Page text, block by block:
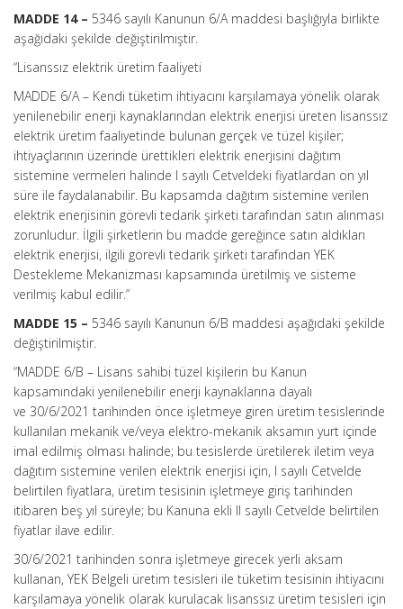
MADDE 14 – 5346 sayılı Kanunun 6/A maddesi başlığıyla birlikte
aşağıdaki şekilde değiştirilmiştir.
“Lisanssız elektrik üretim faaliyeti
MADDE 6/A – Kendi tüketim ihtiyacını karşılamaya yönelik olarak
yenilenebilir enerji kaynaklarından elektrik enerjisi üreten lisanssız
elektrik üretim faaliyetinde bulunan gerçek ve tüzel kişiler;
ihtiyaçlarının üzerinde ürettikleri elektrik enerjisini dağıtım
sistemine vermeleri halinde I sayılı Cetveldeki fiyatlardan on yıl
süre ile faydalanabilir. Bu kapsamda dağıtım sistemine verilen
elektrik enerjisinin görevli tedarik şirketi tarafından satın alınması
zorunludur. İlgili şirketlerin bu madde gereğince satın aldıkları
elektrik enerjisi, ilgili görevli tedarik şirketi tarafından YEK
Destekleme Mekanizması kapsamında üretilmiş ve sisteme
verilmiş kabul edilir.”
MADDE 15 – 5346 sayılı Kanunun 6/B maddesi aşağıdaki şekilde
değiştirilmiştir.
“MADDE 6/B – Lisans sahibi tüzel kişilerin bu Kanun
kapsamındaki yenilenebilir enerji kaynaklarına dayalı
ve 30/6/2021 tarihinden önce işletmeye giren üretim tesislerinde
kullanılan mekanik ve/veya elektro-mekanik aksamın yurt içinde
imal edilmiş olması halinde; bu tesislerde üretilerek iletim veya
dağıtım sistemine verilen elektrik enerjisi için, I sayılı Cetvelde
belirtilen fiyatlara, üretim tesisinin işletmeye giriş tarihinden
itibaren beş yıl süreyle; bu Kanuna ekli II sayılı Cetvelde belirtilen
fiyatlar ilave edilir.
30/6/2021 tarihinden sonra işletmeye girecek yerli aksam
kullanan, YEK Belgeli üretim tesisleri ile tüketim tesisinin ihtiyacını
karşılamaya yönelik olarak kurulacak lisanssız üretim tesisleri için